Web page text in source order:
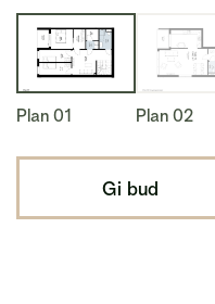
Plan 01 Plan 02
Gi bud